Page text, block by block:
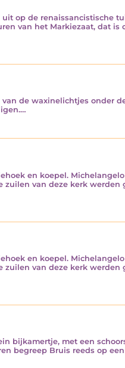
op de renaissancistische
van het Markiezaat, dat is
de waxinelichtjes onder
en koepel.
zuilen van deze kerk werden
en koepel.
zuilen van deze kerk werden
bijkamertje, met een
begreep Bruis reeds op